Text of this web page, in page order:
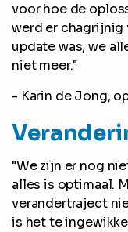
voor hoe de
werd er chagrijnig
update was, we
niet meer."
- Karin de Jong,
"We zijn er nog
alles is optimaal.
verandertraject
is het te